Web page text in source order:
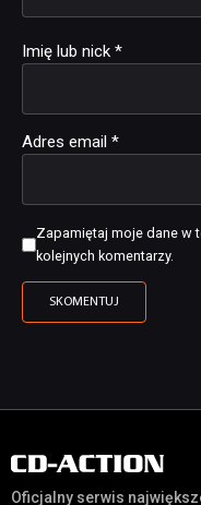
Imię lub nick *
Adres email *
Zapamiętaj moje dane w
kolejnych komentarzy.
Oficjalny serwis